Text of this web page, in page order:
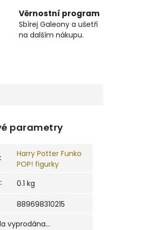
Věrnostní program
Sbírej Galeony a ušetři
na dalším nákupu.
parametry
:
Harry Potter Funko
POP! figurky
:
0.1 kg
889698310215
vyprodána…